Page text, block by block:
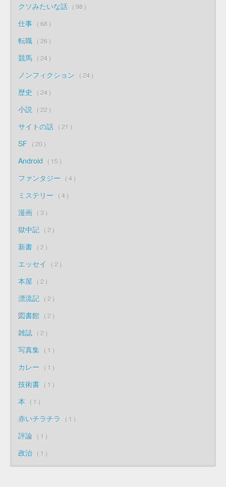
クソみたいな話 98
仕事 68
転職 26
競馬 24
ノンフィクション 24
歴史 24
小説 22
サイトの話 21
SF 20
Android 15
ファンタジー 4
ミステリー 4
漫画 3
獄中記 2
新書 2
エッセイ 2
本屋 2
漂流記 2
図書館 2
雑誌 2
写真集 1
カレー 1
技術書 1
本 1
赤いチラチラ 1
評論 1
政治 1